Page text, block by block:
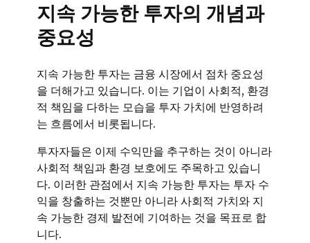
지속 가능한 투자의 개념과
중요성
지속 가능한 투자는 금융 시장에서 점차 중요성
을 더해가고 있습니다. 이는 기업이 사회적, 환경
적 책임을 다하는 모습을 투자 가치에 반영하려
는 흐름에서 비롯됩니다.
투자자들은 이제 수익만을 추구하는 것이 아니라
사회적 책임과 환경 보호에도 주목하고 있습니
다. 이러한 관점에서 지속 가능한 투자는 투자 수
익을 창출하는 것뿐만 아니라 사회적 가치와 지
속 가능한 경제 발전에 기여하는 것을 목표로 합
니다.